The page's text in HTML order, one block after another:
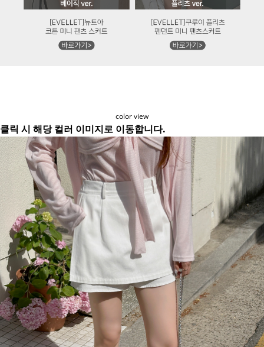
color view
클릭 시 해당 컬러 이미지로 이동합니다.